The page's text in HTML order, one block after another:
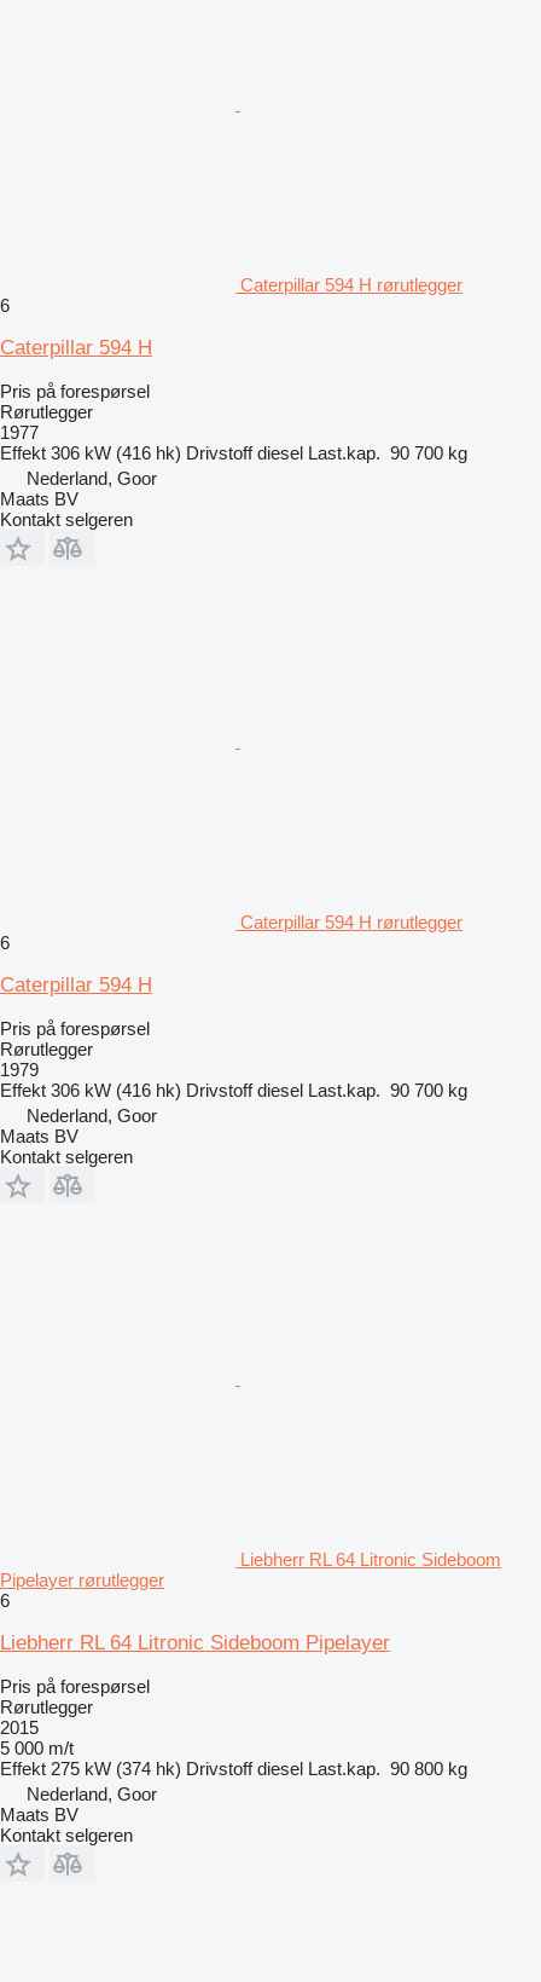
Caterpillar 594 H rørutlegger
6
Caterpillar 594 H
Pris på forespørsel
Rørutlegger
1977
Effekt 306 kW (416 hk) Drivstoff diesel Last.kap. 90 700 kg
Nederland, Goor
Maats BV
Kontakt selgeren
Caterpillar 594 H rørutlegger
6
Caterpillar 594 H
Pris på forespørsel
Rørutlegger
1979
Effekt 306 kW (416 hk) Drivstoff diesel Last.kap. 90 700 kg
Nederland, Goor
Maats BV
Kontakt selgeren
Liebherr RL 64 Litronic Sideboom
Pipelayer rørutlegger
6
Liebherr RL 64 Litronic Sideboom Pipelayer
Pris på forespørsel
Rørutlegger
2015
5 000 m/t
Effekt 275 kW (374 hk) Drivstoff diesel Last.kap. 90 800 kg
Nederland, Goor
Maats BV
Kontakt selgeren